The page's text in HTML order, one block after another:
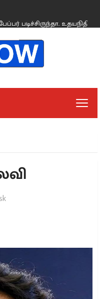
விஜய் பதிலடி.
விஜய்,